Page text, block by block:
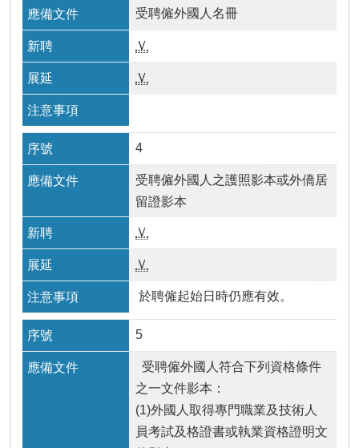
受聘僱外國人名冊
Ｖ
Ｖ
4
受聘僱外國人之護照影本或外僑居
留證影本
Ｖ
Ｖ
於聘僱起始日時仍應有效。
5
受聘僱外國人符合下列資格條件
之一文件影本：
(1)外國人取得專門職業及技術人
員考試及格證書或執業資格證明文